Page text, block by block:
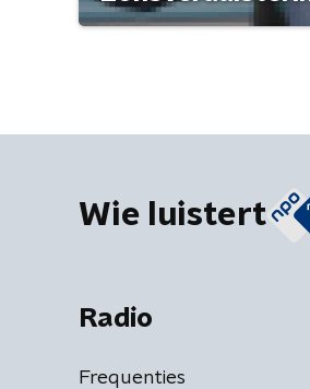
Wie luistert
Radio
Frequenties